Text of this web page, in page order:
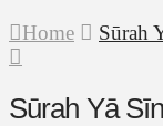
Home
Sūrah
Sūrah Yā Sīn